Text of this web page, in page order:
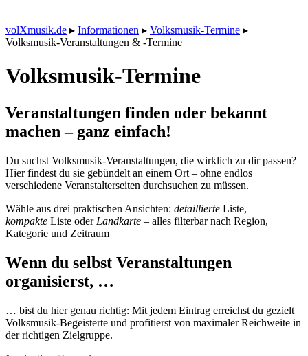
volXmusik.de ▸ Informationen ▸ Volksmusik-Termine ▸
Volksmusik-Veranstaltungen & -Termine
Volksmusik-Termine
Veranstaltungen finden oder bekannt
machen – ganz einfach!
Du suchst Volksmusik-Veranstaltungen, die wirklich zu dir passen?
Hier findest du sie gebündelt an einem Ort – ohne endlos
verschiedene Veranstalterseiten durchsuchen zu müssen.
Wähle aus drei praktischen Ansichten: detaillierte Liste,
kompakte Liste oder Landkarte – alles filterbar nach Region,
Kategorie und Zeitraum
Wenn du selbst Veranstaltungen
organisierst, …
… bist du hier genau richtig: Mit jedem Eintrag erreichst du gezielt
Volksmusik-Begeisterte und profitierst von maximaler Reichweite in
der richtigen Zielgruppe.